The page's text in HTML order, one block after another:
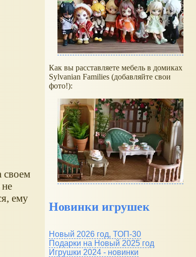
своем
ему
Как вы расставляете мебель в домиках
Sylvanian Families (добавляйте свои
фото!):
Новинки игрушек
Новый 2026 год, ТОП-30
Подарки на Новый 2025 год
Игрушки 2024 - новинки